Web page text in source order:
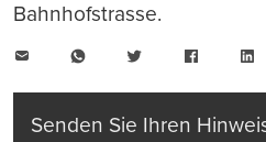
Bahnhofstrasse.
WhatsAppTwitter Facebook
Senden Sie Ihren